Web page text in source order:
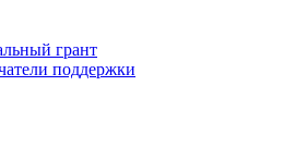
грант
поддержки